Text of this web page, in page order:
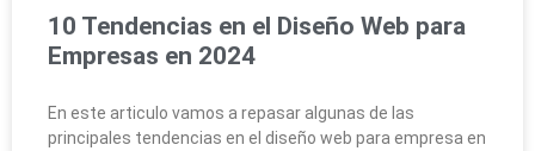
10 Tendencias en el Diseño Web para
Empresas en 2024
En este articulo vamos a repasar algunas de las
principales tendencias en el diseño web para empresa en